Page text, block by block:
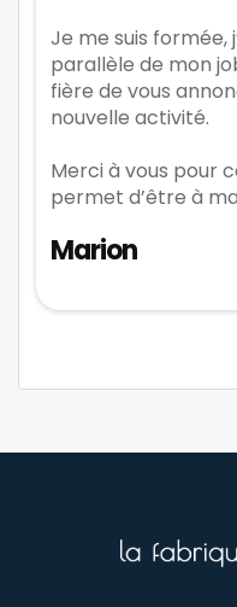
Je me suis formée,
parallèle de mon
fière de vous
nouvelle activité.
Merci à vous pour
permet d’être à
Marion